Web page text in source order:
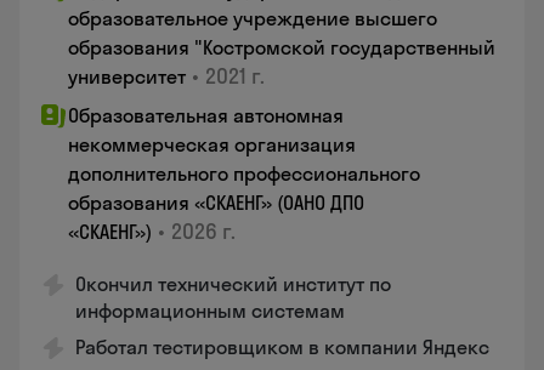
образовательное учреждение высшего
образования "Костромской государственный
университет • 2021 г.
Образовательная автономная
некоммерческая организация
дополнительного профессионального
образования «СКАЕНГ» (ОАНО ДПО
«СКАЕНГ») • 2026 г.
Окончил технический институт по
информационным системам
Работал тестировщиком в компании Яндекс